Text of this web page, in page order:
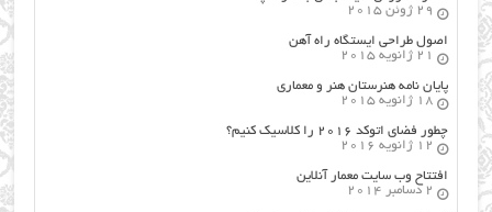
29 ژوئن 2015
اصول طراحي ایستگاه راه آهن
21 ژانویه 2015
پایان نامه هنرستان هنر و معماري
18 ژانویه 2015
چطور فضای اتوکد ۲۰۱۶ را کلاسیک کنیم؟
12 ژانویه 2016
افتتاح وب سایت معمار آنلاین
2 دسامبر 2014